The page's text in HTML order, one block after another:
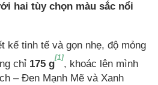
hai tùy chọn màu sắc nổi
kế tinh tế và gọn nhẹ, độ mỏng
chỉ 175 g
[1]
, khoác lên mình
– Đen Mạnh Mẽ và Xanh